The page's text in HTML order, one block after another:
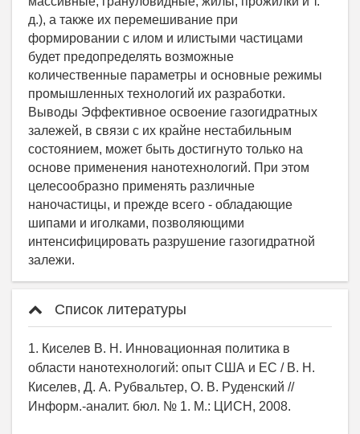
Список литературы
1. Киселев В. Н. Инновационная политика в
области нанотехнологий: опыт США и ЕС / В. Н.
Киселев, Д. А. Рубвальтер, О. В. Руденский //
Информ.-аналит. бюл. № 1. М.: ЦИСН, 2008.